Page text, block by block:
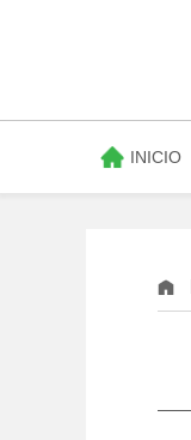
INICIO